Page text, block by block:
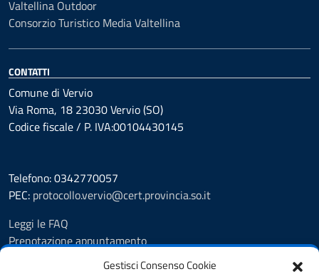
Gestisci Consenso Cookie
Valtellina Outdoor
Consorzio Turistico Media Valtellina
CONTATTI
Comune di Vervio
Via Roma, 18 23030 Vervio (SO)
Codice fiscale / P. IVA:00104430145
Telefono: 0342770057
PEC: protocollo.vervio@cert.provincia.so.it
Leggi le FAQ
Prenotazione appuntamento
Segnalazione disservizio